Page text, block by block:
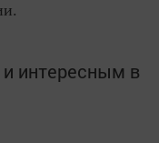
интересным в